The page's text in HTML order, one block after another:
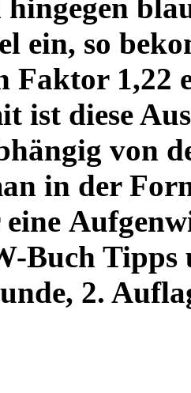
ein, so
Faktor 1,22
ist diese
von
in der
Buch Tipps
2.